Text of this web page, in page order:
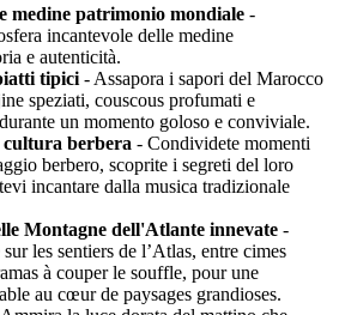
medine patrimonio mondiale -
incantevole delle medine
e autenticità.
tipici - Assapora i sapori del Marocco
speziati, couscous profumati e
un momento goloso e conviviale.
cultura berbera - Condividete momenti
berbero, scoprite i segreti del loro
incantare dalla musica tradizionale
Montagne dell'Atlante innevate -
les sentiers de l’Atlas, entre cimes
à couper le souffle, pour une
au cœur de paysages grandioses.